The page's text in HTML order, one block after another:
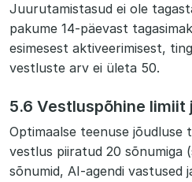
Juurutamistasud ei ole
pakume 14-päevast
esimesest aktiveerimisest,
vestluste arv ei ületa 50.
5.6 Vestluspõhine
Optimaalse teenuse jõudluse
vestlus piiratud 20 sõnumiga
sõnumid, AI-agendi vastused